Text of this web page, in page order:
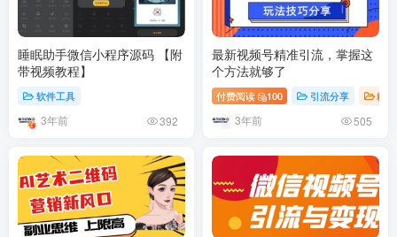
睡眠助手微信小程序源码 【附
带视频教程】
软件工具
3年前 392
最新视频号精准引流，掌握这
个方法就够了
付费阅读 100 引流分享 精
3年前 505